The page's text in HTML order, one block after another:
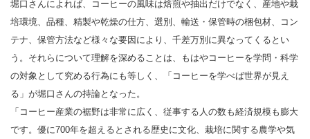
堀口さんによれば、コーヒーの風味は焙煎や抽出だけでなく、産地や栽
培環境、品種、精製や乾燥の仕方、選別、輸送・保管時の梱包材、コン
テナ、保管方法など様々な要因により、千差万別に異なってくるとい
う。それらについて理解を深めることは、もはやコーヒーを学問・科学
の対象として究める行為にも等しく、「コーヒーを学べば世界が見え
る」が堀口さんの持論となった。
「コーヒー産業の裾野は非常に広く、従事する人の数も経済規模も膨大
です。優に700年を超えるとされる歴史に文化、栽培に関する農学や気